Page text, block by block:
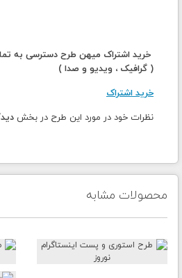
خرید اشتراک میهن طرح دسترسی به
( گرافیک ، ویدیو و صدا )
خرید اشتراک
نظرات خود در مورد این طرح در بخش
محصولات مشابه